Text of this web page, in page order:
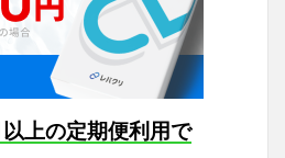
上の定期便利用で